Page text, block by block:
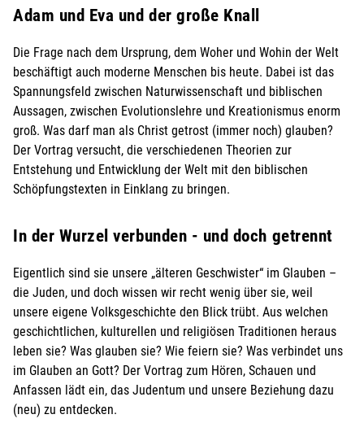
Adam und Eva und der große Knall
Die Frage nach dem Ursprung, dem Woher und Wohin der Welt
beschäftigt auch moderne Menschen bis heute. Dabei ist das
Spannungsfeld zwischen Naturwissenschaft und biblischen
Aussagen, zwischen Evolutionslehre und Kreationismus enorm
groß. Was darf man als Christ getrost (immer noch) glauben?
Der Vortrag versucht, die verschiedenen Theorien zur
Entstehung und Entwicklung der Welt mit den biblischen
Schöpfungstexten in Einklang zu bringen.
In der Wurzel verbunden - und doch getrennt
Eigentlich sind sie unsere „älteren Geschwister“ im Glauben –
die Juden, und doch wissen wir recht wenig über sie, weil
unsere eigene Volksgeschichte den Blick trübt. Aus welchen
geschichtlichen, kulturellen und religiösen Traditionen heraus
leben sie? Was glauben sie? Wie feiern sie? Was verbindet uns
im Glauben an Gott? Der Vortrag zum Hören, Schauen und
Anfassen lädt ein, das Judentum und unsere Beziehung dazu
(neu) zu entdecken.